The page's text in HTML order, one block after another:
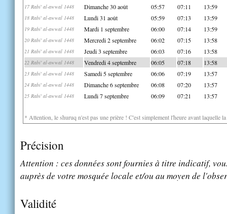
17 Rabi' al-awwal 1448 Dimanche 30 août 05:57 07:11 13:59
18 Rabi' al-awwal 1448 Lundi 31 août 05:59 07:13 13:59
19 Rabi' al-awwal 1448 Mardi 1 septembre 06:00 07:14 13:59
20 Rabi' al-awwal 1448 Mercredi 2 septembre 06:02 07:15 13:58
21 Rabi' al-awwal 1448 Jeudi 3 septembre 06:03 07:16 13:58
22 Rabi' al-awwal 1448 Vendredi 4 septembre 06:05 07:18 13:58
23 Rabi' al-awwal 1448 Samedi 5 septembre 06:06 07:19 13:57
24 Rabi' al-awwal 1448 Dimanche 6 septembre 06:08 07:20 13:57
25 Rabi' al-awwal 1448 Lundi 7 septembre 06:09 07:21 13:57
* Attention, le shuruq n'est pas une prière ! C'est simplement l'heure avant laquelle
Précision
Attention : ces données sont fournies à titre indicatif,
auprès de votre mosquée locale et/ou au moyen de
Validité